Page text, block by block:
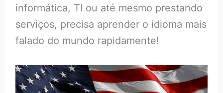
informática, TI ou até mesmo prestando
serviços, precisa aprender o idioma mais
falado do mundo rapidamente!